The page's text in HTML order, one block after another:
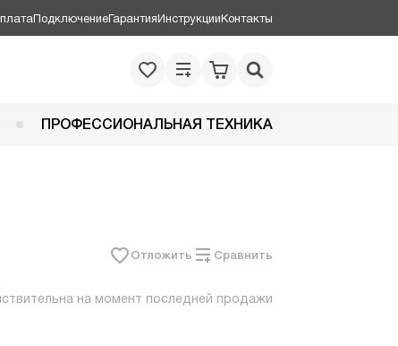
ПодключениеГарантияИнструкцииКонтакты
ПРОФЕССИОНАЛЬНАЯ ТЕХНИКА
Отложить Сравнить
на момент последней продажи